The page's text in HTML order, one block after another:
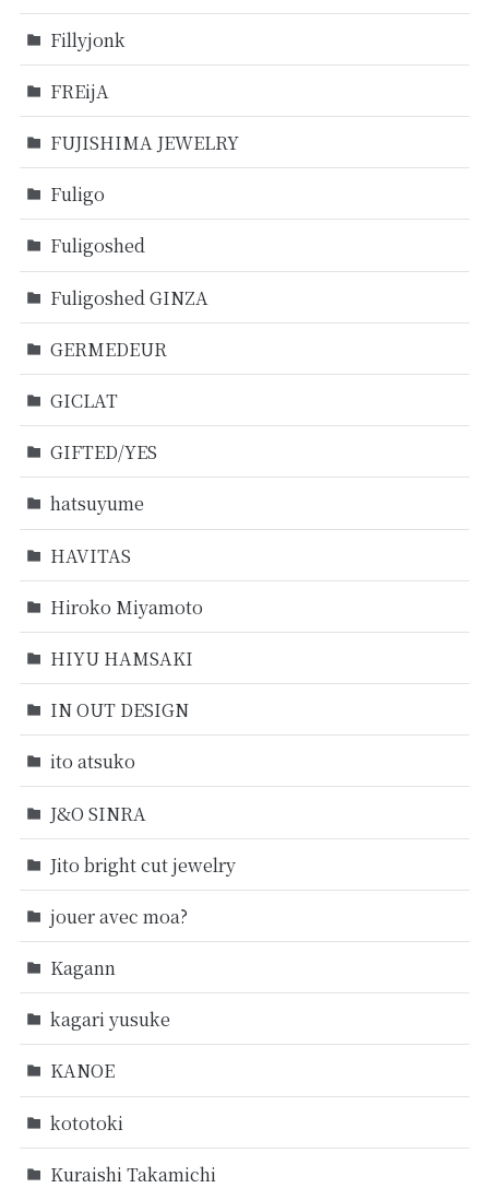
Fillyjonk
FREijA
FUJISHIMA JEWELRY
Fuligo
Fuligoshed
Fuligoshed GINZA
GERMEDEUR
GICLAT
GIFTED/YES
hatsuyume
HAVITAS
Hiroko Miyamoto
HIYU HAMSAKI
IN OUT DESIGN
ito atsuko
J&O SINRA
Jito bright cut jewelry
jouer avec moa?
Kagann
kagari yusuke
KANOE
kototoki
Kuraishi Takamichi